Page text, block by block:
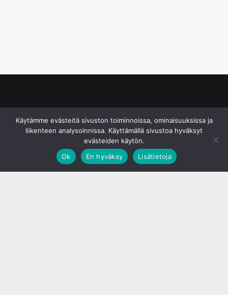
Käytämme evästeitä sivuston toiminnoissa, ominaisuuksissa ja
liikenteen analysoinnissa. Käyttämällä sivustoa hyväksyt
evästeiden käytön.
Ok
En hyväksy Lisätietoja